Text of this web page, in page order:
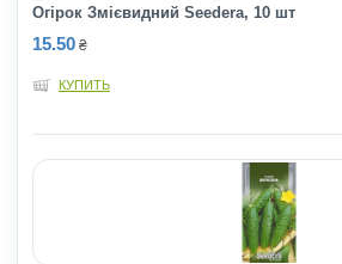
Огірок Змієвидний Seedera, 10 шт
15.50 ₴
КУПИТЬ